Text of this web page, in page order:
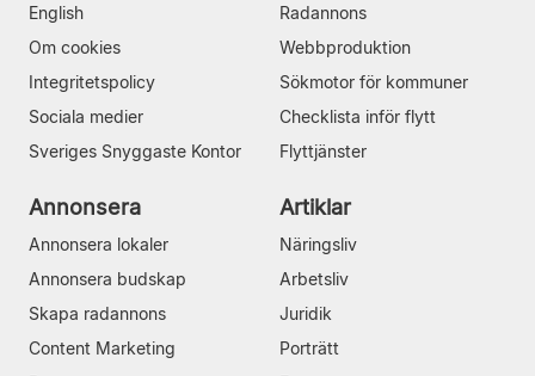
English
Om cookies
Integritetspolicy
Sociala medier
Sveriges Snyggaste Kontor
Radannons
Webbproduktion
Sökmotor för kommuner
Checklista inför flytt
Flyttjänster
Annonsera
Annonsera lokaler
Annonsera budskap
Skapa radannons
Content Marketing
Artiklar
Näringsliv
Arbetsliv
Juridik
Porträtt